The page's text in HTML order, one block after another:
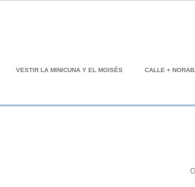
VESTIR LA MINICUNA Y EL MOISÉS CALLE +